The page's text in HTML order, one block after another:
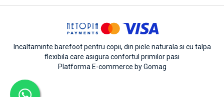
Incaltaminte barefoot pentru copii, din piele naturala si cu talpa
flexibila care asigura confortul primilor pasi
Platforma E-commerce by Gomag